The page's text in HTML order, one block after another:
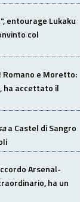
entourage Lukaku
col
Romano e Moretto:
ha accettato il
a Castel di Sangro
Arsenal-
ha un